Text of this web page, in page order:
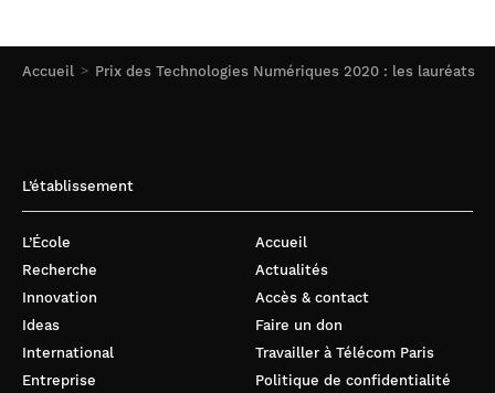
Accueil Prix des Technologies Numériques 2020 : les lauréats
L’établissement
L’École
Recherche
Innovation
Ideas
International
Entreprise
Accueil
Actualités
Accès & contact
Faire un don
Travailler à Télécom Paris
Politique de confidentialité